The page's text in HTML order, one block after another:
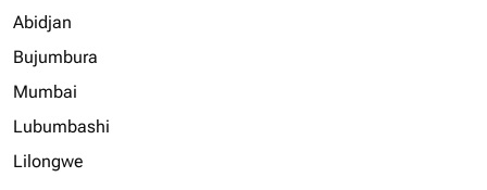
Abidjan
Bujumbura
Mumbai
Lubumbashi
Lilongwe